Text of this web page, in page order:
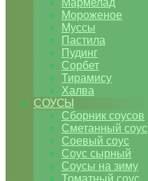
Мармелад
Мороженое
Муссы
Пастила
Пудинг
Сорбет
Тирамису
Халва
СОУСЫ
Сборник соусов
Сметанный соус
Соевый соус
Соус сырный
Соусы на зиму
Томатный соус